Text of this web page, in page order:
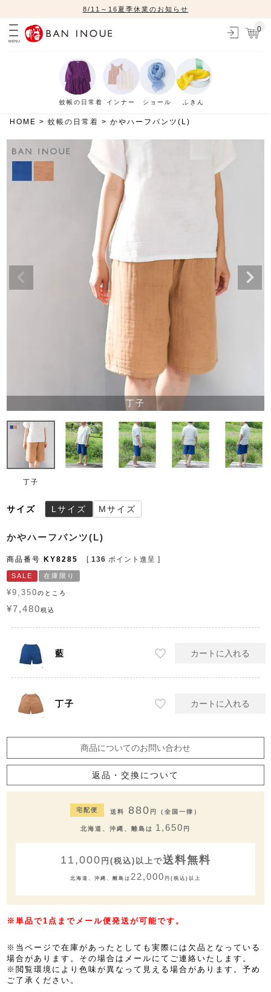
8/11～16夏季休業のお知らせ
MENU
0
蚊帳の日常着 インナー ショール ふきん
HOME 蚊帳の日常着 かやハーフパンツ(L)
丁子
丁子
サイズ Lサイズ Mサイズ
かやハーフパンツ(L)
商品番号 KY8285 [ 136 ポイント進呈 ]
SALE 在庫限り
¥9,350のところ
¥7,480税込
藍 カートに入れる
丁子 カートに入れる
商品についてのお問い合わせ
返品・交換について
宅配便 送料 880 円（全国一律）
北海道、沖縄、離島は 1,650 円
11,000 円(税込)以上で送料無料
北海道、沖縄、離島は 22,000 円(税込)以上
※単品で1点までメール便発送が可能です。
※当ページで在庫があったとしても実際には欠品となっている
場合があります。その場合はメールにてご連絡いたします。
※閲覧環境により色味が異なって見える場合があります。予め
ご了承ください。